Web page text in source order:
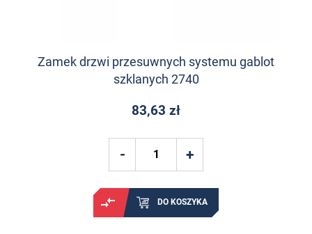
Zamek drzwi przesuwnych systemu gablot
szklanych 2740
83,63 zł
DO KOSZYKA